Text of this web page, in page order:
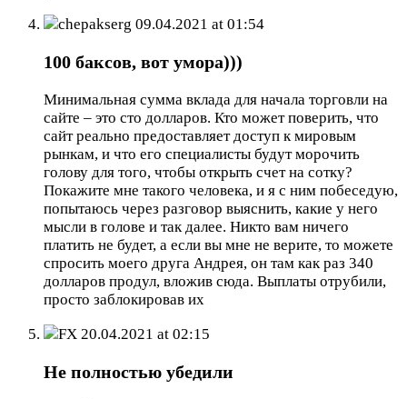
chepakserg 09.04.2021 at 01:54
100 баксов, вот умора)))
Минимальная сумма вклада для начала торговли на
сайте – это сто долларов. Кто может поверить, что
сайт реально предоставляет доступ к мировым
рынкам, и что его специалисты будут морочить
голову для того, чтобы открыть счет на сотку?
Покажите мне такого человека, и я с ним побеседую,
попытаюсь через разговор выяснить, какие у него
мысли в голове и так далее. Никто вам ничего
платить не будет, а если вы мне не верите, то можете
спросить моего друга Андрея, он там как раз 340
долларов продул, вложив сюда. Выплаты отрубили,
просто заблокировав их
FX 20.04.2021 at 02:15
Не полностью убедили